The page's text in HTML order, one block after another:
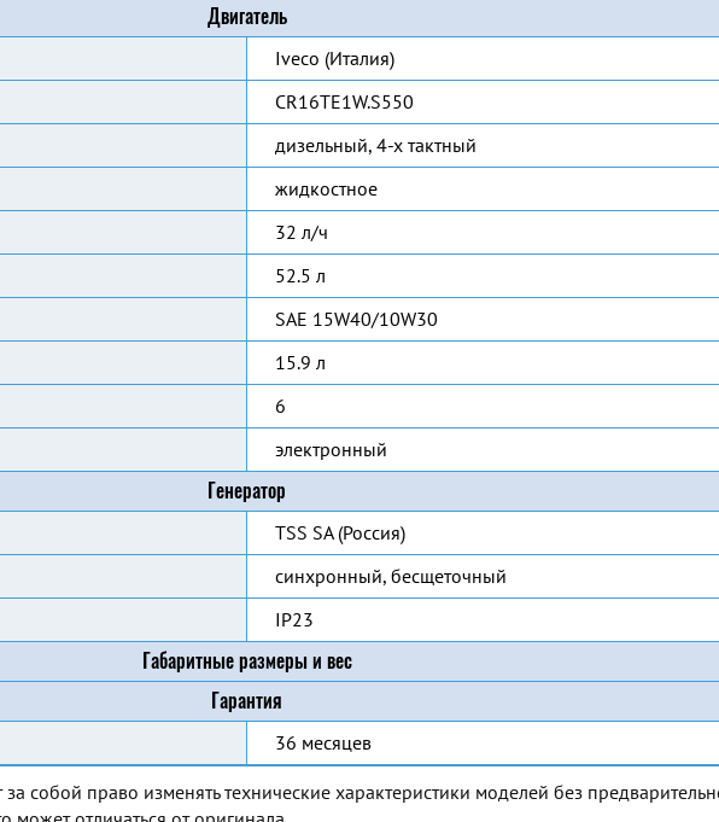
Двигатель
Iveco (Италия)
CR16TE1W.S550
дизельный, 4-х тактный
жидкостное
32 л/ч
52.5 л
SAE 15W40/10W30
15.9 л
6
электронный
Генератор
TSS SA (Россия)
синхронный, бесщеточный
IP23
Габаритные размеры и вес
Гарантия
36 месяцев
собой право изменять технические характеристики моделей без